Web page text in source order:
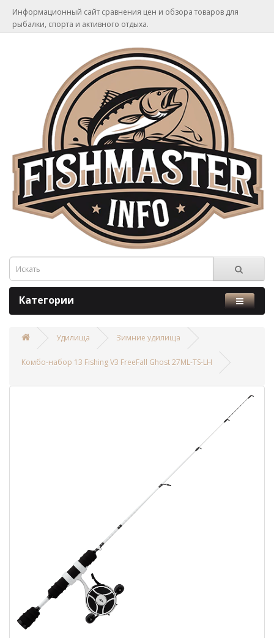
Информационный сайт сравнения цен и обзора товаров для
рыбалки, спорта и активного отдыха.
Категории
Удилища Зимние удилища
Комбо-набор 13 Fishing V3 FreeFall Ghost 27ML-TS-LH